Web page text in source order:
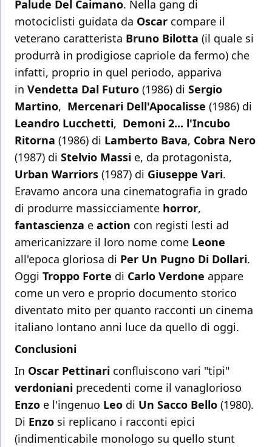
Palude Del Caimano. Nella gang di
motociclisti guidata da Oscar compare il
veterano caratterista Bruno Bilotta (il quale si
produrrà in prodigiose capriole da fermo) che
infatti, proprio in quel periodo, appariva
in Vendetta Dal Futuro (1986) di Sergio
Martino, Mercenari Dell'Apocalisse (1986) di
Leandro Lucchetti, Demoni 2... l'Incubo
Ritorna (1986) di Lamberto Bava, Cobra Nero
(1987) di Stelvio Massi e, da protagonista,
Urban Warriors (1987) di Giuseppe Vari.
Eravamo ancora una cinematografia in grado
di produrre massicciamente horror,
fantascienza e action con registi lesti ad
americanizzare il loro nome come Leone
all'epoca gloriosa di Per Un Pugno Di Dollari.
Oggi Troppo Forte di Carlo Verdone appare
come un vero e proprio documento storico
diventato mito per quanto racconti un cinema
italiano lontano anni luce da quello di oggi.
Conclusioni
In Oscar Pettinari confluiscono vari "tipi"
verdoniani precedenti come il vanaglorioso
Enzo e l'ingenuo Leo di Un Sacco Bello (1980).
Di Enzo si replicano i racconti epici
(indimenticabile monologo su quello stunt